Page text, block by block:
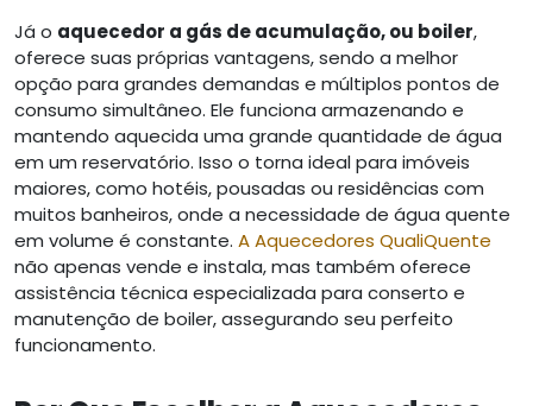
Já o aquecedor a gás de acumulação, ou boiler,
oferece suas próprias vantagens, sendo a melhor
opção para grandes demandas e múltiplos pontos de
consumo simultâneo. Ele funciona armazenando e
mantendo aquecida uma grande quantidade de água
em um reservatório. Isso o torna ideal para imóveis
maiores, como hotéis, pousadas ou residências com
muitos banheiros, onde a necessidade de água quente
em volume é constante. A Aquecedores QualiQuente
não apenas vende e instala, mas também oferece
assistência técnica especializada para conserto e
manutenção de boiler, assegurando seu perfeito
funcionamento.